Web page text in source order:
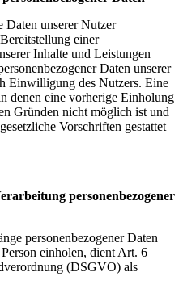
Daten unserer Nutzer
einer
Inhalte und Leistungen
Daten unserer
Einwilligung des Nutzers. Eine
denen eine vorherige Einholung
Gründen nicht möglich ist und
Vorschriften gestattet
personenbezogener
personenbezogener Daten
einholen, dient Art. 6
(DSGVO) als